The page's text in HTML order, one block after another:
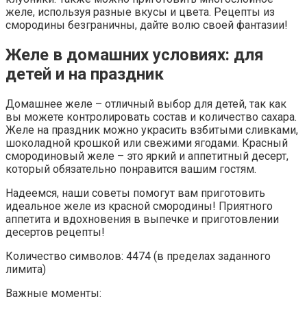
желе, используя разные вкусы и цвета. Рецепты из
смородины безграничны, дайте волю своей фантазии!
Желе в домашних условиях: для
детей и на праздник
Домашнее желе – отличный выбор для детей, так как
вы можете контролировать состав и количество сахара.
Желе на праздник можно украсить взбитыми сливками,
шоколадной крошкой или свежими ягодами. Красный
смородиновый желе – это яркий и аппетитный десерт,
который обязательно понравится вашим гостям.
Надеемся, наши советы помогут вам приготовить
идеальное желе из красной смородины! Приятного
аппетита и вдохновения в выпечке и приготовлении
десертов рецепты!
Количество символов: 4474 (в пределах заданного
лимита)
Важные моменты: